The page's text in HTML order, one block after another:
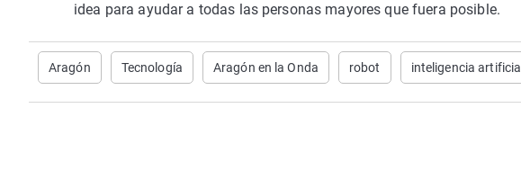
idea para ayudar a todas las personas mayores que fuera posible.
Aragón Tecnología Aragón en la Onda robot inteligencia artificial